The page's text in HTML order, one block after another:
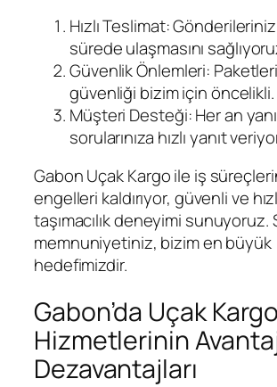
Hızlı Teslimat:
sürede ulaşmasını
Güvenlik Önlemleri:
güvenliği bizim için öncelikli.
Müşteri Desteği: Her an
sorularınıza hızlı yanıt
Gabon Uçak Kargo ile iş
engelleri kaldırıyor, güvenli ve
taşımacılık deneyimi sunuyoruz.
memnuniyetiniz, bizim en büyük
hedefimizdir.
Gabon’da Uçak Kargo
Hizmetlerinin
Dezavantajları